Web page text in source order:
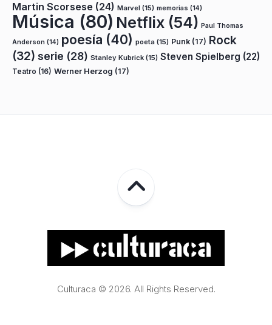
Martin Scorsese (24) Marvel (15) memorias (14)
Música (80) Netflix (54) Paul Thomas
Anderson (14) poesía (40) poeta (15) Punk (17) Rock
(32) serie (28) Stanley Kubrick (15) Steven Spielberg (22)
Teatro (16) Werner Herzog (17)
Culturaca © 2026. All Rights Reserved.